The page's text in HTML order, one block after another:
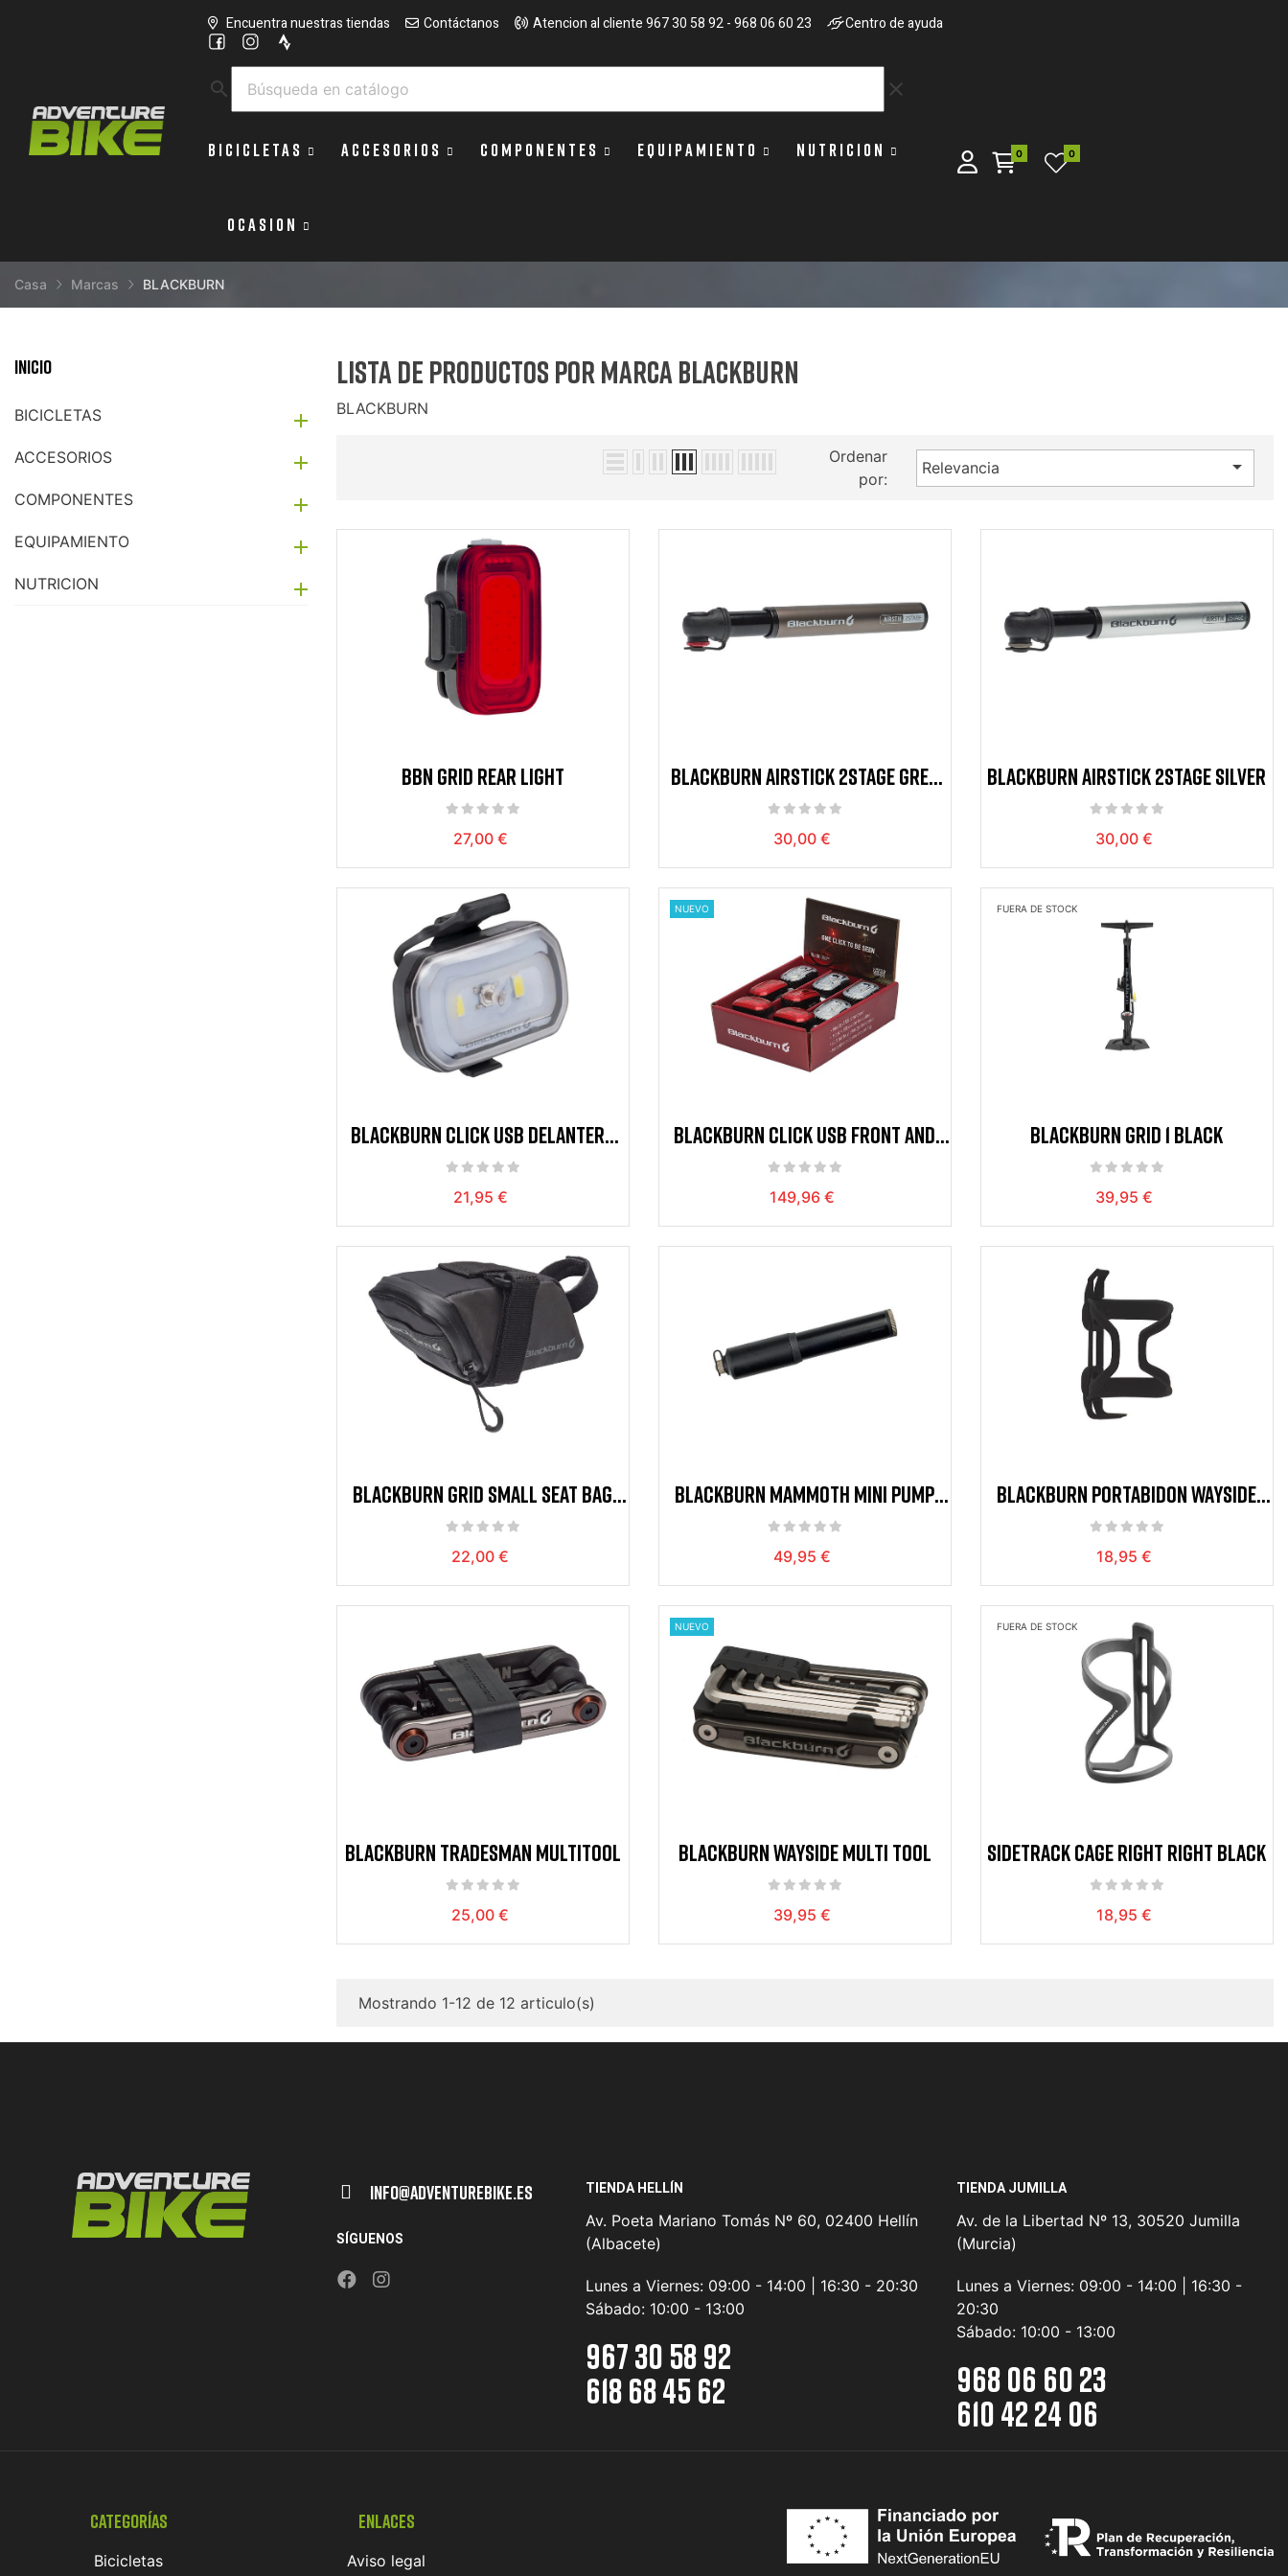
Encuentra nuestras tiendas Contáctanos Atencion al cliente 967 30 58 92 - 968 06 60 23 Centro de ayuda
search clear
BICICLETAS ACCESORIOS COMPONENTES EQUIPAMIENTO NUTRICION
OCASION
0 0
Casa Marcas BLACKBURN
Inicio
BICICLETAS 
ACCESORIOS 
COMPONENTES 
EQUIPAMIENTO 
NUTRICION 
Lista de productos por marca BLACKBURN
BLACKBURN
Ordenar
por:
Relevancia 
BBN GRID REAR LIGHT
27,00 €
BLACKBURN AIRSTICK 2STAGE GREY
ANODIZED
30,00 €
BLACKBURN AIRSTICK 2STAGE SILVER
30,00 €
BLACKBURN CLICK USB DELANTERA
BLACK
21,95 €
NUEVO
BLACKBURN CLICK USB FRONT AND
REAR LIGHT PDQ BLACK
149,96 €
FUERA DE STOCK
BLACKBURN GRID 1 BLACK
39,95 €
BLACKBURN GRID SMALL SEAT BAG
BLACK REFLECTIVE
22,00 €
BLACKBURN MAMMOTH MINI PUMP
BLACK
49,95 €
BLACKBURN PORTABIDON WAYSIDE
BLACK
18,95 €
BLACKBURN TRADESMAN MULTITOOL
25,00 €
NUEVO
BLACKBURN WAYSIDE MULTI TOOL
39,95 €
FUERA DE STOCK
SIDETRACK CAGE RIGHT RIGHT BLACK
18,95 €
Mostrando 1-12 de 12 articulo(s)
Info@adventurebike.es
SÍGUENOS
TIENDA HELLÍN
Av. Poeta Mariano Tomás Nº 60, 02400 Hellín
(Albacete)
Lunes a Viernes: 09:00 - 14:00 | 16:30 - 20:30
Sábado: 10:00 - 13:00
967 30 58 92
618 68 45 62
TIENDA JUMILLA
Av. de la Libertad Nº 13, 30520 Jumilla
(Murcia)
Lunes a Viernes: 09:00 - 14:00 | 16:30 -
20:30
Sábado: 10:00 - 13:00
968 06 60 23
610 42 24 06
Categorías
Bicicletas
Enlaces
Aviso legal